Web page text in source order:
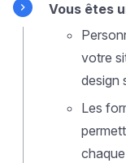
Vous êtes
votre
design
Les